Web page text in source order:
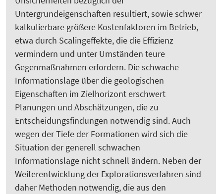
Untergrundeigenschaften resultiert, sowie schwer
kalkulierbare größere Kostenfaktoren im Betrieb,
etwa durch Scalingeffekte, die die Effizienz
vermindern und unter Umständen teure
Gegenmaßnahmen erfordern. Die schwache
Informationslage über die geologischen
Eigenschaften im Zielhorizont erschwert
Planungen und Abschätzungen, die zu
Entscheidungsfindungen notwendig sind. Auch
wegen der Tiefe der Formationen wird sich die
Situation der generell schwachen
Informationslage nicht schnell ändern. Neben der
Weiterentwicklung der Explorationsverfahren sind
daher Methoden notwendig, die aus den